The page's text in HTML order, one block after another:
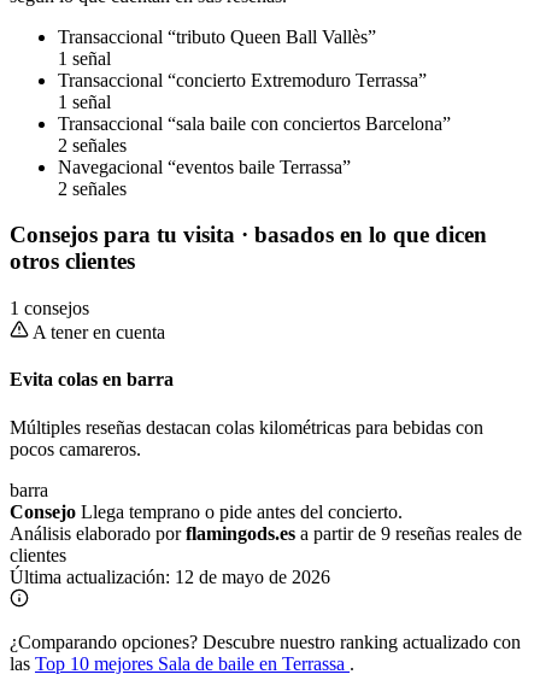
Transaccional “tributo Queen Ball Vallès”
1 señal
Transaccional “concierto Extremoduro Terrassa”
1 señal
Transaccional “sala baile con conciertos Barcelona”
2 señales
Navegacional “eventos baile Terrassa”
2 señales
Consejos para tu visita · basados en lo que dicen
otros clientes
1 consejos
A tener en cuenta
Evita colas en barra
Múltiples reseñas destacan colas kilométricas para bebidas con
pocos camareros.
barra
Consejo Llega temprano o pide antes del concierto.
Análisis elaborado porflamingods.es a partir de 9 reseñas reales de
clientes
Última actualización: 12 de mayo de 2026
¿Comparando opciones? Descubre nuestro ranking actualizado con
las Top 10 mejores Sala de baile en Terrassa .